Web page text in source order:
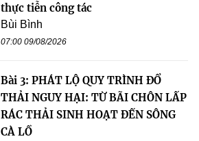
thực tiễn công tác
Bùi Bình
07:00 09/08/2026
Bài 3: PHÁT LỘ QUY TRÌNH ĐỔ
THẢI NGUY HẠI: TỪ BÃI CHÔN LẤP
RÁC THẢI SINH HOẠT ĐẾN SÔNG
CÀ LỒ